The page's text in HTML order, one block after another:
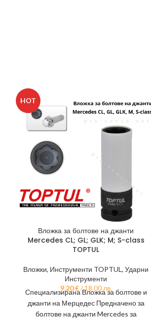
HOT
Вложка за болтове на джанти
Mercedes CL; GL; GLK; M; S-class
TOPTUL
Вложки, Инструменти TOPTUL,Ударни
Инструменти
9,20€/ 18.00 лв.
Специализирана Вложка за болтове и
джанти на Мерцедес Предначено за
болтове на джанти Mercedes за